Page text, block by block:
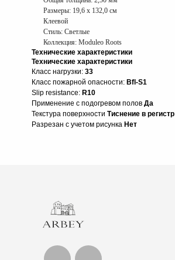
Размеры: 19,6 x 132,0 см
Клеевой
Стиль: Светлые
Коллекция: Moduleo Roots
Технические характеристики
Технические характеристики
Класс нагрузки: 33
Класс пожарной опасности: Bfl-S1
Slip resistance: R10
Применение с подогревом полов Да
Текстура поверхности Тиснение в регистр
Разрезан с учетом рисунка Нет